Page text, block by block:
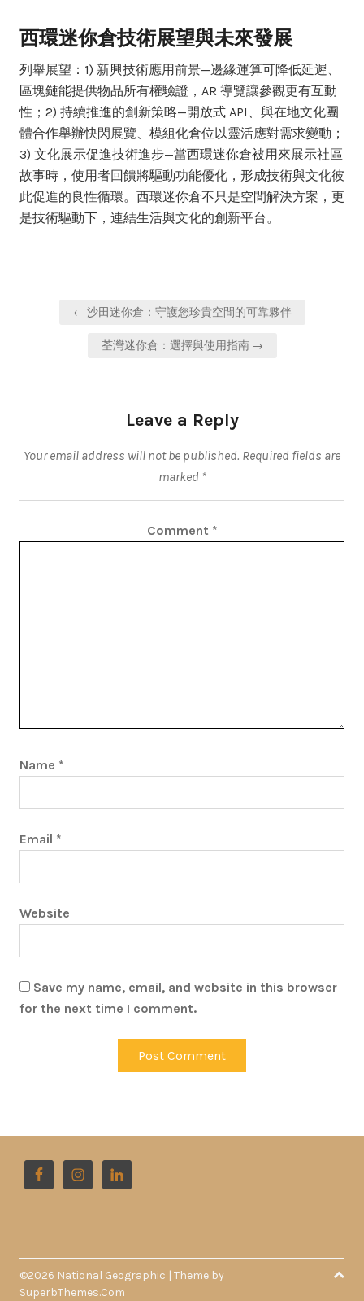
西環迷你倉技術展望與未來發展
列舉展望：1) 新興技術應用前景—邊緣運算可降低延遲、
區塊鏈能提供物品所有權驗證，AR 導覽讓參觀更有互動
性；2) 持續推進的創新策略—開放式 API、與在地文化團
體合作舉辦快閃展覽、模組化倉位以靈活應對需求變動；
3) 文化展示促進技術進步—當西環迷你倉被用來展示社區
故事時，使用者回饋將驅動功能優化，形成技術與文化彼
此促進的良性循環。西環迷你倉不只是空間解決方案，更
是技術驅動下，連結生活與文化的創新平台。
← 沙田迷你倉：守護您珍貴空間的可靠夥伴
荃灣迷你倉：選擇與使用指南 →
Leave a Reply
Your email address will not be published. Required fields are
marked *
Comment *
Name *
Email *
Website
Save my name, email, and website in this browser
for the next time I comment.
©2026 National Geographic | Theme by
SuperbThemes.Com